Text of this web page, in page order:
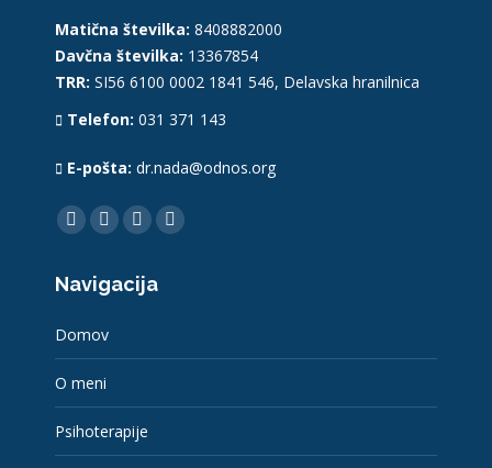
Matična številka: 8408882000
Davčna številka: 13367854
TRR: SI56 6100 0002 1841 546, Delavska hranilnica
Telefon: 031 371 143
E-pošta: dr.nada@odnos.org
Find us on:
Facebook
opens
new
window
YouTube
opens
new
window
Linkedin
opens
Instagram
Navigacija
Domov
O meni
Psihoterapije